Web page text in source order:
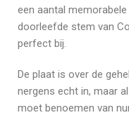
een aantal
doorleefde stem van
perfect bij.
De plaat is over de
nergens echt in, maar
moet benoemen van